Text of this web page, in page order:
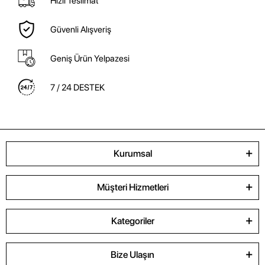
Güvenli Alışveriş
Geniş Ürün Yelpazesi
7 / 24 DESTEK
Kurumsal
Müşteri Hizmetleri
Kategoriler
Bize Ulaşın